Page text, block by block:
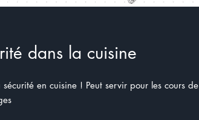
dans la cuisine
en cuisine ! Peut servir pour les cours de